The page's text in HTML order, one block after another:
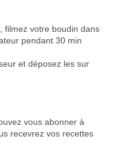
filmez votre boudin dans
pendant 30 min
et déposez les sur
vous abonner à
recevrez vos recettes